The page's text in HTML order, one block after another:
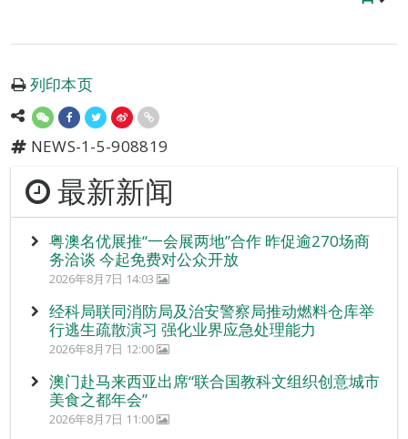
列印本页
NEWS-1-5-908819
最新新闻
粤澳名优展推“一会展两地”合作 昨促逾270场商
务洽谈 今起免费对公众开放
2026年8月7日 14:03
经科局联同消防局及治安警察局推动燃料仓库举
行逃生疏散演习 强化业界应急处理能力
2026年8月7日 12:00
澳门赴马来西亚出席“联合国教科文组织创意城市
美食之都年会”
2026年8月7日 11:00